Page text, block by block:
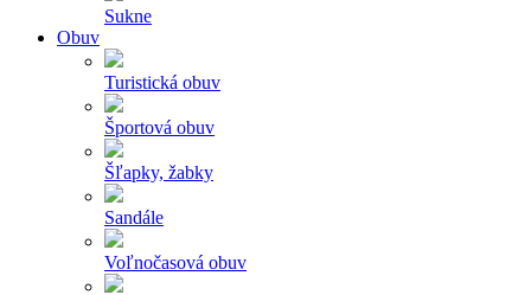
Sukne
Obuv
Turistická obuv
Športová obuv
Šľapky, žabky
Sandále
Voľnočasová obuv